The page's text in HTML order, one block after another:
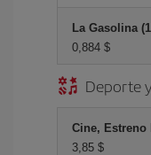
La Gasolina
0,884 $
Deporte
Cine, Estreno
3,85 $